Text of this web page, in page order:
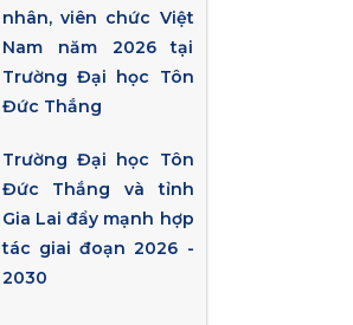
nhân, viên chức Việt
Nam năm 2026 tại
Trường Đại học Tôn
Đức Thắng
Trường Đại học Tôn
Đức Thắng và tỉnh
Gia Lai đẩy mạnh hợp
tác giai đoạn 2026 -
2030